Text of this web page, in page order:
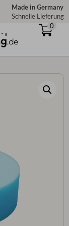
Made in Germany
Schnelle Lieferung
0